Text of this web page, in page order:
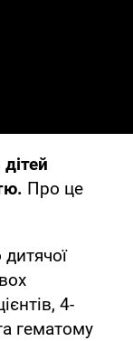
Про це
4-
гематому